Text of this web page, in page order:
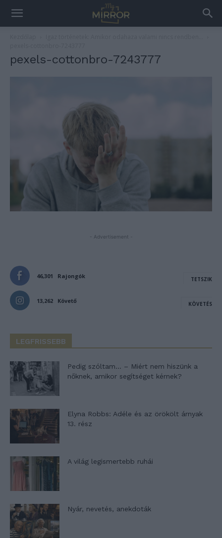
pexels-cottonbro-7243777
- Advertisement -
46,301 Rajongók TETSZIK
13,262 Követő KÖVETÉS
LEGFRISSEBB
Pedig szóltam… – Miért nem hiszünk a
nőknek, amikor segítséget kérnek?
Elyna Robbs: Adéle és az örökölt árnyak
13. rész
A világ legismertebb ruhái
Nyár, nevetés, anekdoták